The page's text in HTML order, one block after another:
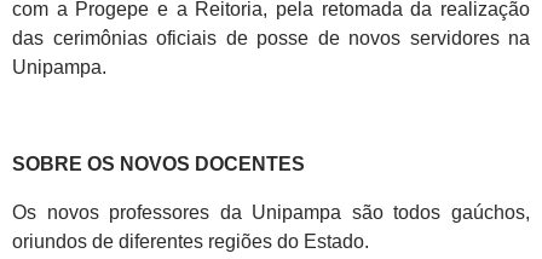
com a Progepe e a Reitoria, pela retomada da realização
das cerimônias oficiais de posse de novos servidores na
Unipampa.
SOBRE OS NOVOS DOCENTES
Os novos professores da Unipampa são todos gaúchos,
oriundos de diferentes regiões do Estado.